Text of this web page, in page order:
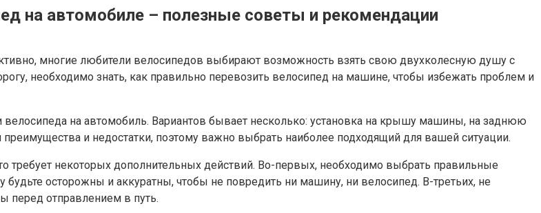
на автомобиле – полезные советы и рекомендации
многие любители велосипедов выбирают возможность взять свою двухколесную душу с
необходимо знать, как правильно перевозить велосипед на машине, чтобы избежать проблем и
велосипеда на автомобиль. Вариантов бывает несколько: установка на крышу машины, на заднюю
и недостатки, поэтому важно выбрать наиболее подходящий для вашей ситуации.
некоторых дополнительных действий. Во-первых, необходимо выбрать правильные
осторожны и аккуратны, чтобы не повредить ни машину, ни велосипед. В-третьих, не
перед отправлением в путь.